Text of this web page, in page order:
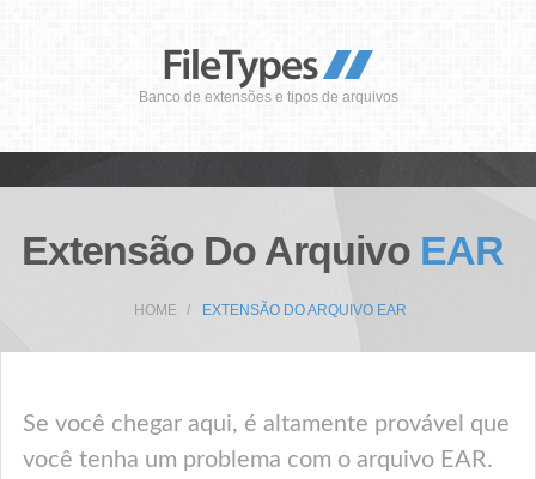
Banco de extensões e tipos de arquivos
Extensão Do Arquivo EAR
HOME EXTENSÃO DO ARQUIVO EAR
Se você chegar aqui, é altamente provável que
você tenha um problema com o arquivo EAR.